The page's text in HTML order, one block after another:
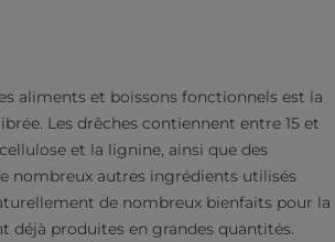
aliments et boissons fonctionnels est la
Les drêches contiennent entre 15 et
et la lignine, ainsi que des
nombreux autres ingrédients utilisés
de nombreux bienfaits pour la
déjà produites en grandes quantités.